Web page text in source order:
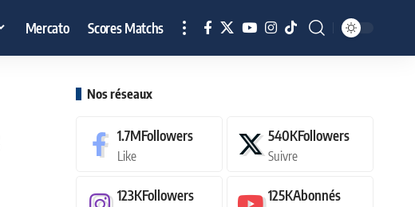
Mercato Scores Matchs
Nos réseaux
1.7MFollowers
Like
540KFollowers
Suivre
123KFollowers 125KAbonnés